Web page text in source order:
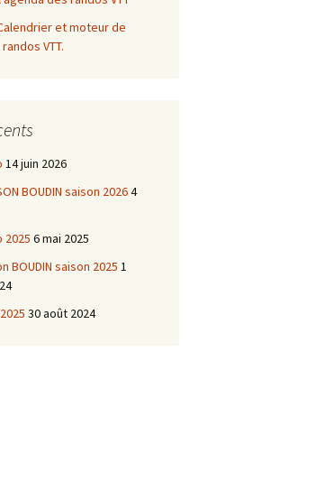
et moteur de
VTT.
14 juin 2026
BOUDIN saison 20264
2025 6 mai 2025
BOUDIN saison 2025 1
30 août 2024